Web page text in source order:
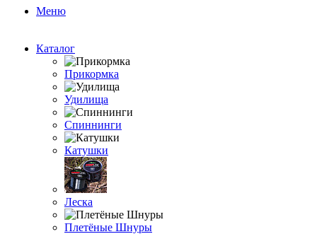
Меню
Каталог
Прикормка
Удилища
Спиннинги
Катушки
Леска
Плетёные Шнуры